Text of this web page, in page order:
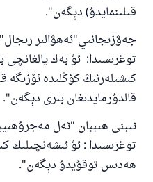
قىلىنمايدۇ) دېگەن".
توغرىسىدا: ئۇ بەك يالغانچى
كىشىلەرنىڭ كۆڭلىدە ئۆزىگە
قالدۇرمايدىغان بىرى دېگەن".
توغرىسىدا : ئۇ ئىشەنچىلىك
ھەدىس توقۇيدۇ دېگەن".